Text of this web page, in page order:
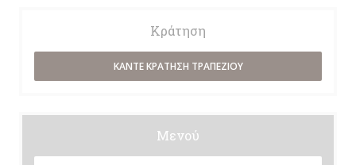
Κράτηση
ΚΆΝΤΕ ΚΡΆΤΗΣΗ ΤΡΑΠΕΖΙΟΎ
Μενού